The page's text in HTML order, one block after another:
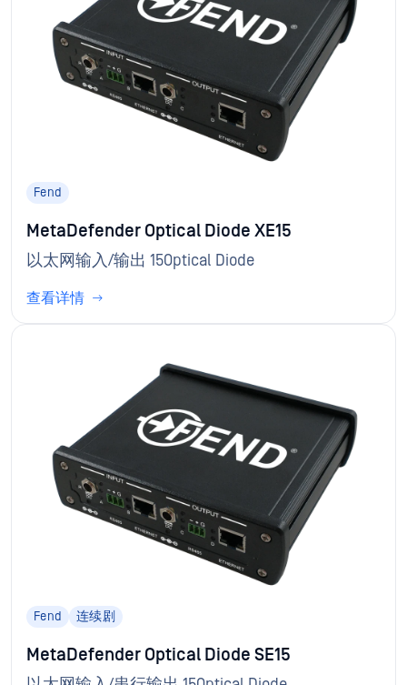
Fend
MetaDefender Optical Diode XE15
以太网输入/输出 15Optical Diode
查看详情
Fend 连续剧
MetaDefender Optical Diode SE15